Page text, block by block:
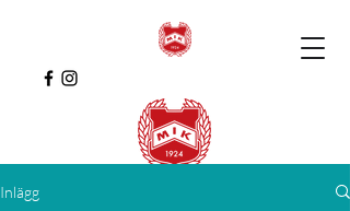
Inlägg